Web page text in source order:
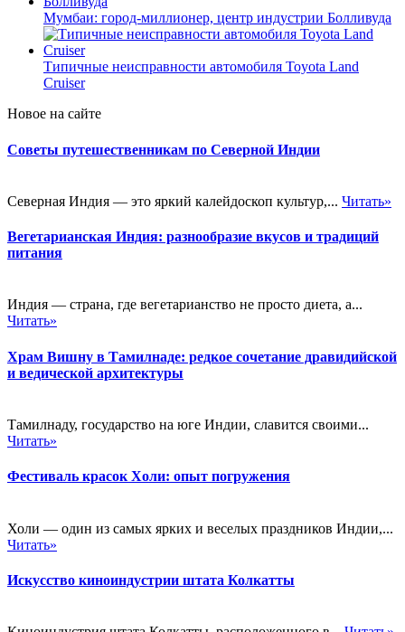
Мумбаи: город-миллионер, центр индустрии Болливуда
Типичные неисправности автомобиля Toyota Land
Cruiser
Новое на сайте
Советы путешественникам по Северной Индии
Северная Индия — это яркий калейдоскоп культур,... Читать»
Вегетарианская Индия: разнообразие вкусов и традиций
питания
Индия — страна, где вегетарианство не просто диета, а...
Читать»
Храм Вишну в Тамилнаде: редкое сочетание дравидийской
и ведической архитектуры
Тамилнаду, государство на юге Индии, славится своими...
Читать»
Фестиваль красок Холи: опыт погружения
Холи — один из самых ярких и веселых праздников Индии,...
Читать»
Искусство киноиндустрии штата Колкатты